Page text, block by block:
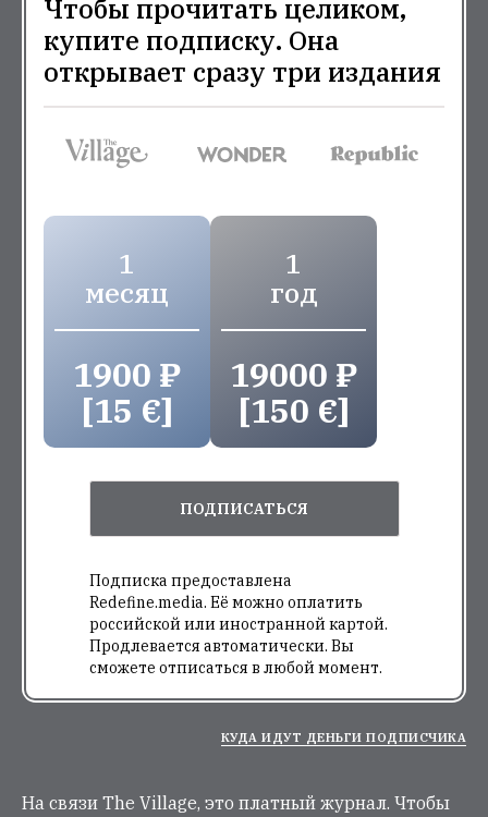
Чтобы прочитать целиком,
купите подписку. Она
открывает сразу три издания
1
месяц
1900 ₽
[15 €]
1
год
19000 ₽
[150 €]
ПОДПИСАТЬСЯ
Подписка предоставлена
Redefine.media. Её можно оплатить
российской или иностранной картой.
Продлевается автоматически. Вы
сможете отписаться в любой момент.
КУДА ИДУТ ДЕНЬГИ ПОДПИСЧИКА
На связи The Village, это платный журнал. Чтобы